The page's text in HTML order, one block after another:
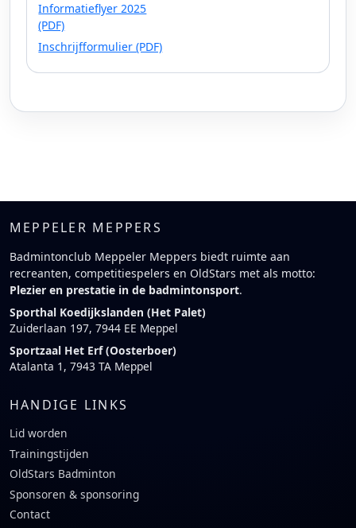
Informatieflyer 2025
(PDF)
Inschrijfformulier (PDF)
MEPPELER MEPPERS
Badmintonclub Meppeler Meppers biedt ruimte aan
recreanten, competitiespelers en OldStars met als motto:
Plezier en prestatie in de badmintonsport.
Sporthal Koedijkslanden (Het Palet)
Zuiderlaan 197, 7944 EE Meppel
Sportzaal Het Erf (Oosterboer)
Atalanta 1, 7943 TA Meppel
HANDIGE LINKS
Lid worden
Trainingstijden
OldStars Badminton
Sponsoren & sponsoring
Contact